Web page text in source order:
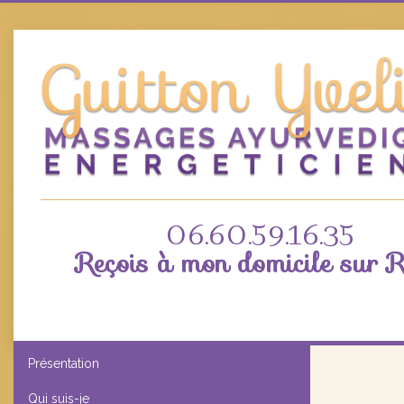
06.60.59.16.35
Reçois à mon domicile sur
Présentation
Qui suis-je